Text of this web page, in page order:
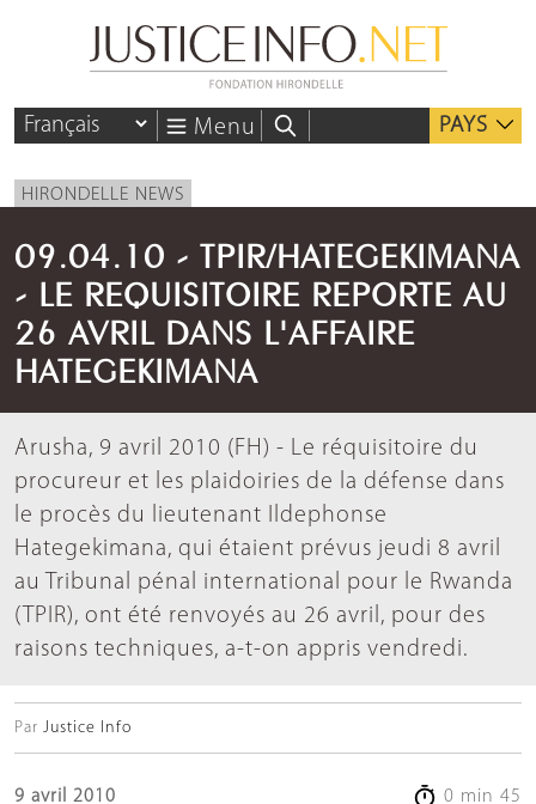
Menu PAYS
HIRONDELLE NEWS
09.04.10 - TPIR/HATEGEKIMANA
- LE REQUISITOIRE REPORTE AU
26 AVRIL DANS L'AFFAIRE
HATEGEKIMANA
Arusha, 9 avril 2010 (FH) - Le réquisitoire du
procureur et les plaidoiries de la défense dans
le procès du lieutenant Ildephonse
Hategekimana, qui étaient prévus jeudi 8 avril
au Tribunal pénal international pour le Rwanda
(TPIR), ont été renvoyés au 26 avril, pour des
raisons techniques, a-t-on appris vendredi.
Par Justice Info
9 avril 2010 0 min 45